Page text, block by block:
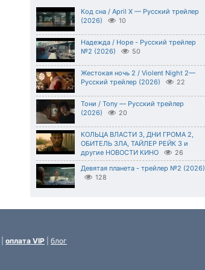
Код сна / April X — Русский трейлер
(2026)
10
Надежда / Hope - Русский трейлер
№2 (2026)
50
Жестокая ночь 2 / Violent Night 2—
Русский трейлер (2026)
22
Тони / Tony — Русский трейлер
(2026)
20
КОЛЬЦА ВЛАСТИ 3, ДНИ ГРОМА 2,
ОБИТЕЛЬ ЗЛА, ТАЙЛЕР РЕЙК 3 и
другие НОВОСТИ КИНО
26
Девятая планета - трейлер №2 (2026)
128
оплата VIP
блог